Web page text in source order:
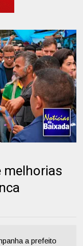
melhorias
a prefeito